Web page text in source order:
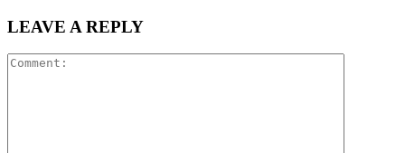
LEAVE A REPLY